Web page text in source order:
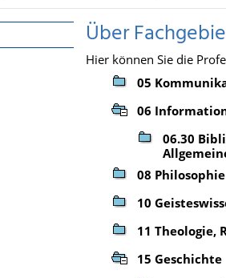
Über
Hier können Sie die
05
06
06.30
08 Philosophie
10
11 Theologie,
15 Geschichte